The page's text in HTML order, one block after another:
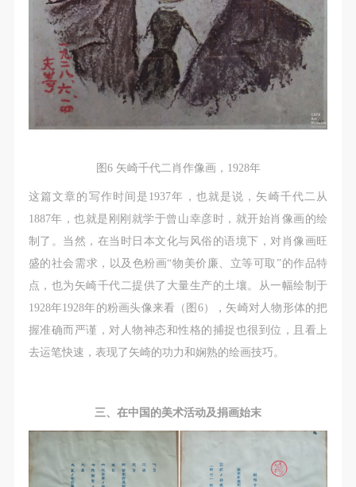
图6 矢崎千代二肖作像画，1928年
这篇文章的写作时间是1937年，也就是说，矢崎千代二从
1887年，也就是刚刚就学于曾山幸彦时，就开始肖像画的绘
制了。当然，在当时日本文化与风俗的语境下，对肖像画旺
盛的社会需求，以及色粉画“物美价廉、立等可取”的作品特
点，也为矢崎千代二提供了大量生产的土壤。从一幅绘制于
1928年1928年的粉画头像来看（图6），矢崎对人物形体的把
握准确而严谨，对人物神态和性格的捕捉也很到位，且看上
去运笔快速，表现了矢崎的功力和娴熟的绘画技巧。
三、在中国的美术活动及捐画始末